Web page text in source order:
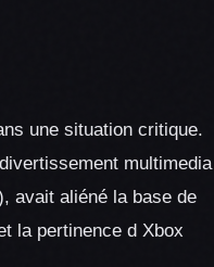
une situation critique.
multimedia
avait aliéné la base de
la pertinence d Xbox